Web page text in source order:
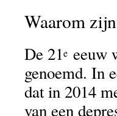
Waarom
De 21e eeuw
genoemd. In
dat in 2014
van een